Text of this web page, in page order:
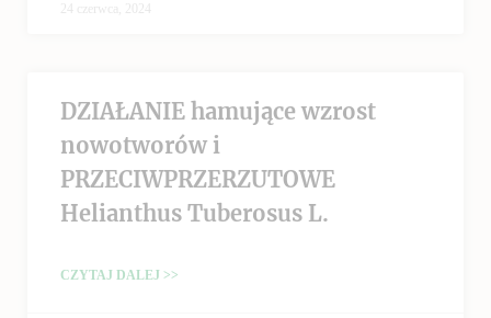
24 czerwca, 2024
DZIAŁANIE hamujące wzrost
nowotworów i
PRZECIWPRZERZUTOWE
Helianthus Tuberosus L.
CZYTAJ DALEJ >>